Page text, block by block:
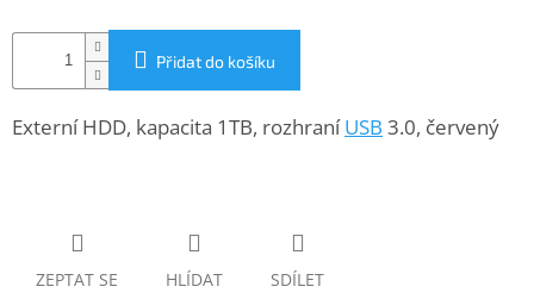
Gaming
Telefony
a
Přidat do košíku
Externí HDD, kapacita 1TB, rozhraníUSB 3.0, červený
ZEPTAT SE HLÍDAT SDÍLET